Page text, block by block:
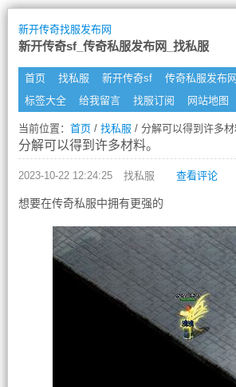
新开传奇找服发布网
新开传奇sf_传奇私服发布网_找私服
首页 找私服 新开传奇sf 传奇私服发布网
标签大全
给我留言 找服订阅 网站地图
当前位置： 首页/ 找私服 / 分解可以得到许多材
分解可以得到许多材料。
2023-10-22 12:24:25 找私服 查看评论
想要在传奇私服中拥有更强的